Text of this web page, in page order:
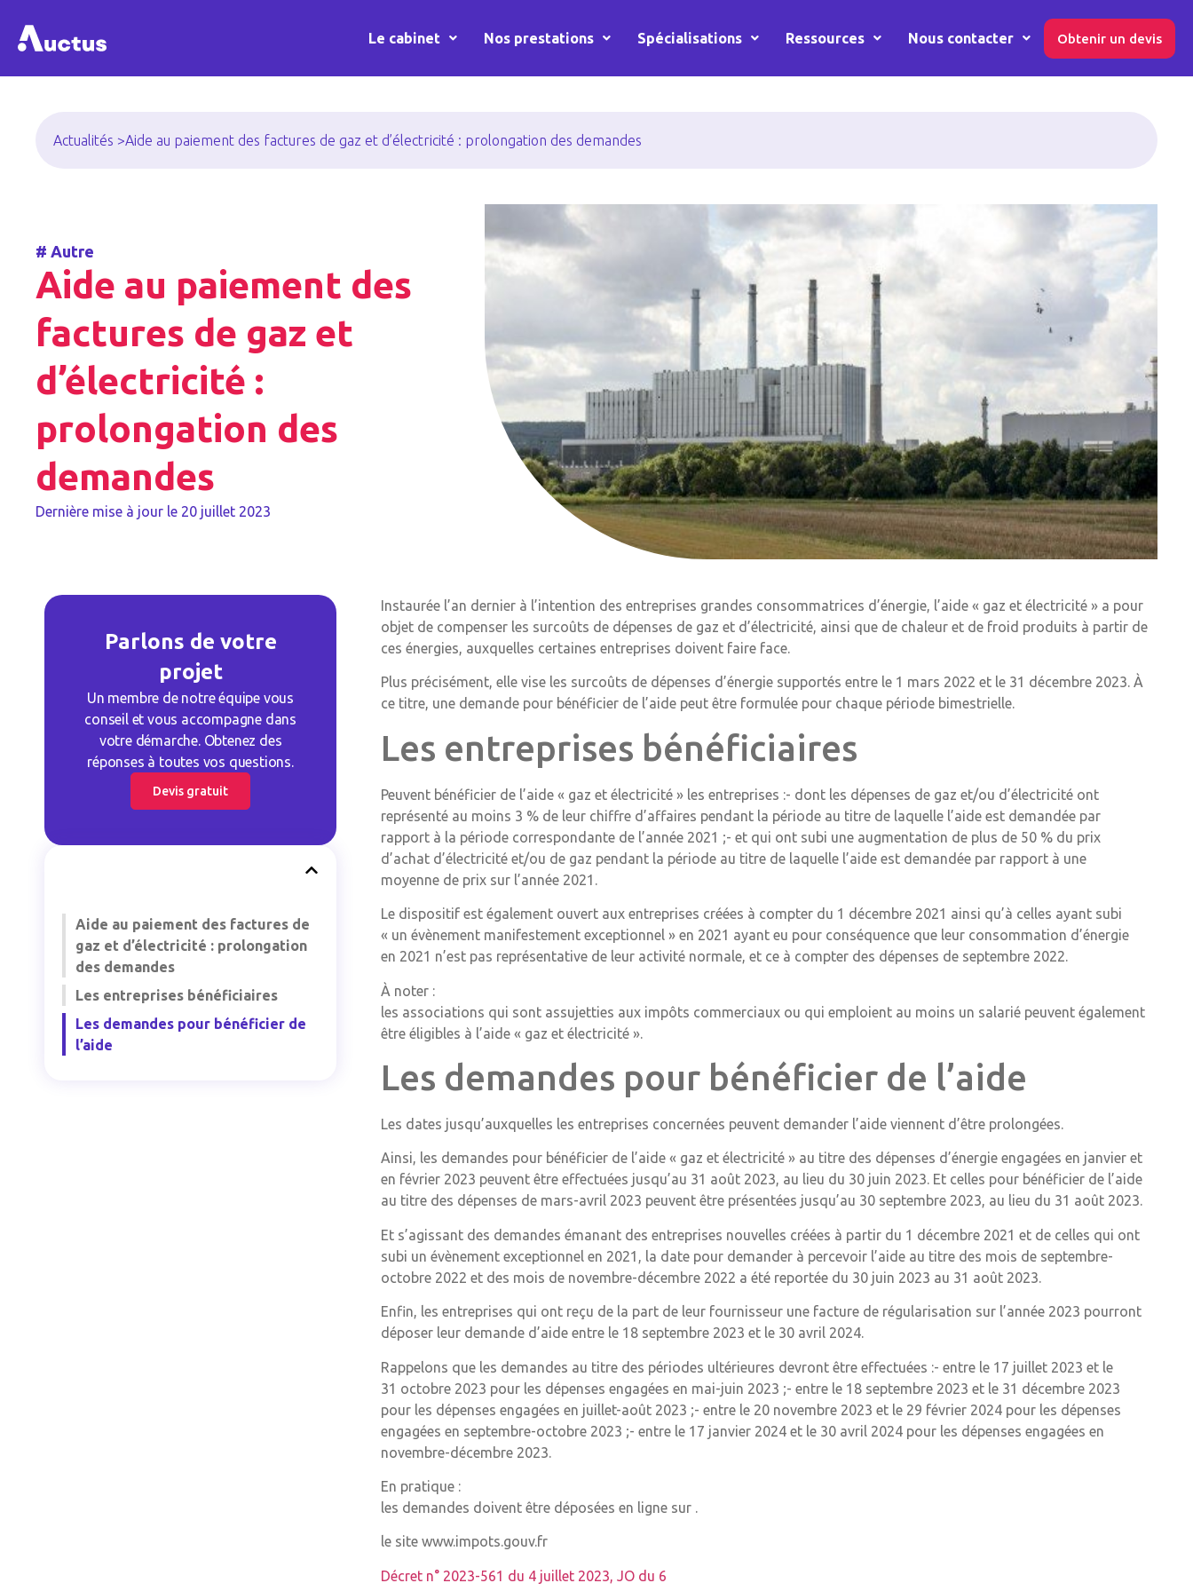
Le cabinet Nos prestations Spécialisations Ressources Nous contacter Obtenir un devis
Actualités >Aide au paiement des factures de gaz et d’électricité : prolongation des demandes
# Autre
Aide au paiement des
factures de gaz et
d’électricité :
prolongation des
demandes
Dernière mise à jour le 20 juillet 2023
Parlons de votre
projet
Un membre de notre équipe vous
conseil et vous accompagne dans
votre démarche. Obtenez des
réponses à toutes vos questions.
Devis gratuit
Aide au paiement des factures de
gaz et d’électricité : prolongation
des demandes
Les entreprises bénéficiaires
Les demandes pour bénéficier de
l’aide
Instaurée l’an dernier à l’intention des entreprises grandes consommatrices d’énergie, l’aide « gaz et électricité » a pour
objet de compenser les surcoûts de dépenses de gaz et d’électricité, ainsi que de chaleur et de froid produits à partir de
ces énergies, auxquelles certaines entreprises doivent faire face.
Plus précisément, elle vise les surcoûts de dépenses d’énergie supportés entre le 1 mars 2022 et le 31 décembre 2023. À
ce titre, une demande pour bénéficier de l’aide peut être formulée pour chaque période bimestrielle.
Les entreprises bénéficiaires
Peuvent bénéficier de l’aide « gaz et électricité » les entreprises :- dont les dépenses de gaz et/ou d’électricité ont
représenté au moins 3 % de leur chiffre d’affaires pendant la période au titre de laquelle l’aide est demandée par
rapport à la période correspondante de l’année 2021 ;- et qui ont subi une augmentation de plus de 50 % du prix
d’achat d’électricité et/ou de gaz pendant la période au titre de laquelle l’aide est demandée par rapport à une
moyenne de prix sur l’année 2021.
Le dispositif est également ouvert aux entreprises créées à compter du 1 décembre 2021 ainsi qu’à celles ayant subi
« un évènement manifestement exceptionnel » en 2021 ayant eu pour conséquence que leur consommation d’énergie
en 2021 n’est pas représentative de leur activité normale, et ce à compter des dépenses de septembre 2022.
À noter :
les associations qui sont assujetties aux impôts commerciaux ou qui emploient au moins un salarié peuvent également
être éligibles à l’aide « gaz et électricité ».
Les demandes pour bénéficier de l’aide
Les dates jusqu’auxquelles les entreprises concernées peuvent demander l’aide viennent d’être prolongées.
Ainsi, les demandes pour bénéficier de l’aide « gaz et électricité » au titre des dépenses d’énergie engagées en janvier et
en février 2023 peuvent être effectuées jusqu’au 31 août 2023, au lieu du 30 juin 2023. Et celles pour bénéficier de l’aide
au titre des dépenses de mars-avril 2023 peuvent être présentées jusqu’au 30 septembre 2023, au lieu du 31 août 2023.
Et s’agissant des demandes émanant des entreprises nouvelles créées à partir du 1 décembre 2021 et de celles qui ont
subi un évènement exceptionnel en 2021, la date pour demander à percevoir l’aide au titre des mois de septembre-
octobre 2022 et des mois de novembre-décembre 2022 a été reportée du 30 juin 2023 au 31 août 2023.
Enfin, les entreprises qui ont reçu de la part de leur fournisseur une facture de régularisation sur l’année 2023 pourront
déposer leur demande d’aide entre le 18 septembre 2023 et le 30 avril 2024.
Rappelons que les demandes au titre des périodes ultérieures devront être effectuées :- entre le 17 juillet 2023 et le
31 octobre 2023 pour les dépenses engagées en mai-juin 2023 ;- entre le 18 septembre 2023 et le 31 décembre 2023
pour les dépenses engagées en juillet-août 2023 ;- entre le 20 novembre 2023 et le 29 février 2024 pour les dépenses
engagées en septembre-octobre 2023 ;- entre le 17 janvier 2024 et le 30 avril 2024 pour les dépenses engagées en
novembre-décembre 2023.
En pratique :
les demandes doivent être déposées en ligne sur .
le site www.impots.gouv.fr
Décret n° 2023-561 du 4 juillet 2023, JO du 6